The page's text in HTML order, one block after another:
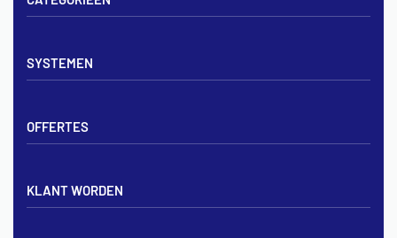
Verdelers
Noppenplaten
Draadmatten
SYSTEMEN
Noppenplaat systeem
OFFERTES
Offerte voor vloerverwarming
KLANT WORDEN